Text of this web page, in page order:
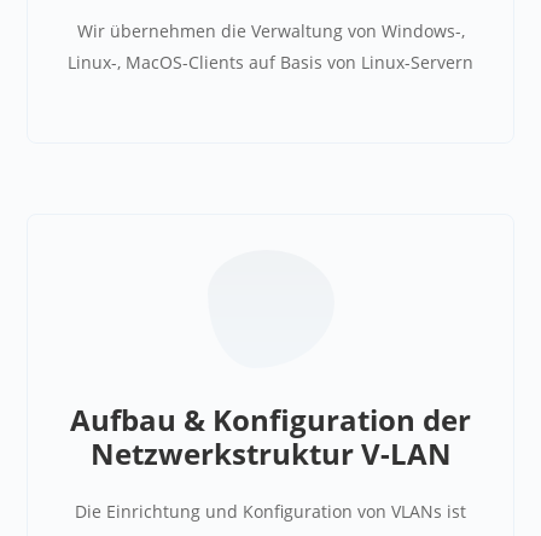
Wir übernehmen die Verwaltung von Windows-,
Linux-, MacOS-Clients auf Basis von Linux-Servern
Aufbau & Konfiguration der
Netzwerkstruktur V-LAN
Die Einrichtung und Konfiguration von VLANs ist